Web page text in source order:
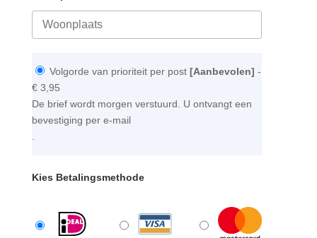
Volgorde van prioriteit per post [Aanbevolen] -
€ 3,95
De brief wordt morgen verstuurd. U ontvangt een
bevestiging per e-mail
.
Kies Betalingsmethode